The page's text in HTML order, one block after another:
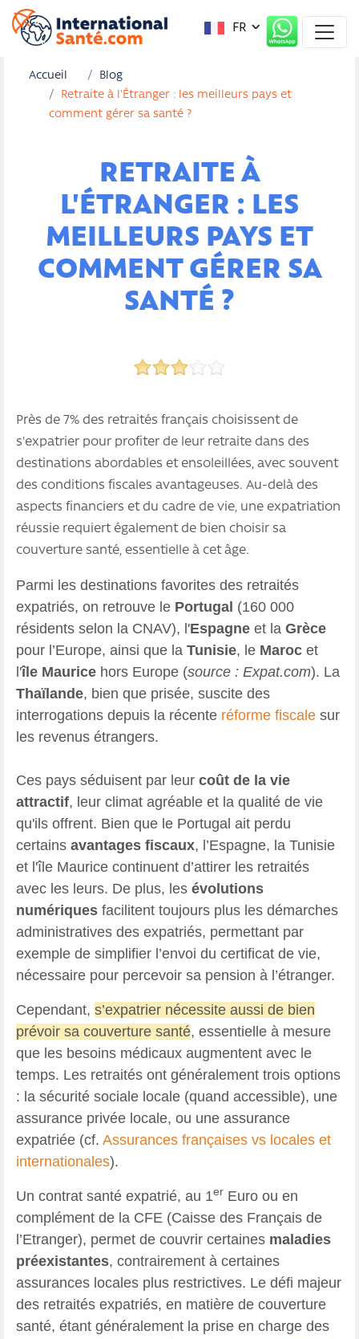
FR
Accueil
Blog
Retraite à l'Étranger : les meilleurs pays et
comment gérer sa santé ?
RETRAITE À
L'ÉTRANGER : LES
MEILLEURS PAYS ET
COMMENT GÉRER SA
SANTÉ ?
Près de 7% des retraités français choisissent de
s'expatrier pour profiter de leur retraite dans des
destinations abordables et ensoleillées, avec souvent
des conditions fiscales avantageuses. Au-delà des
aspects financiers et du cadre de vie, une expatriation
réussie requiert également de bien choisir sa
couverture santé, essentielle à cet âge.
Parmi les destinations favorites des retraités
expatriés, on retrouve le Portugal (160 000
résidents selon la CNAV), l'Espagne et la Grèce
pour l’Europe, ainsi que la Tunisie, le Maroc et
l'île Maurice hors Europe (source : Expat.com). La
Thaïlande, bien que prisée, suscite des
interrogations depuis la récente réforme fiscale sur
les revenus étrangers.
Ces pays séduisent par leur coût de la vie
attractif, leur climat agréable et la qualité de vie
qu'ils offrent. Bien que le Portugal ait perdu
certains avantages fiscaux, l’Espagne, la Tunisie
et l'île Maurice continuent d’attirer les retraités
avec les leurs. De plus, les évolutions
numériques facilitent toujours plus les démarches
administratives des expatriés, permettant par
exemple de simplifier l’envoi du certificat de vie,
nécessaire pour percevoir sa pension à l’étranger.
Cependant, s’expatrier nécessite aussi de bien
prévoir sa couverture santé, essentielle à mesure
que les besoins médicaux augmentent avec le
temps. Les retraités ont généralement trois options
: la sécurité sociale locale (quand accessible), une
assurance privée locale, ou une assurance
expatriée (cf. Assurances françaises vs locales et
internationales).
Un contrat santé expatrié, au 1er Euro ou en
complément de la CFE (Caisse des Français de
l’Etranger), permet de couvrir certaines maladies
préexistantes, contrairement à certaines
assurances locales plus restrictives. Le défi majeur
des retraités expatriés, en matière de couverture
santé, étant généralement la prise en charge des